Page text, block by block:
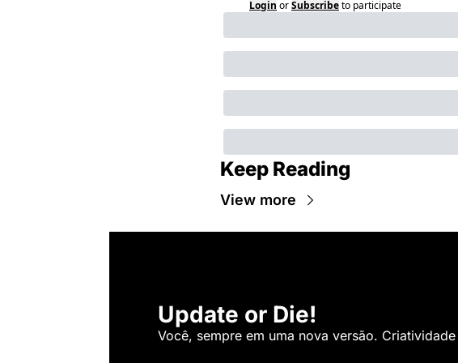
Login orSubscribeto participate
Keep Reading
View more
Update or Die!
Você, sempre em uma nova versão.